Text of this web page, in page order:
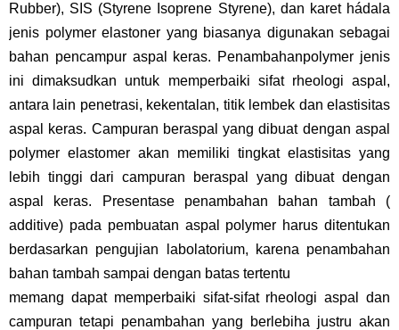
Rubber), SIS (Styrene Isoprene Styrene), dan karet hádala
jenis polymer elastoner yang biasanya digunakan sebagai
bahan pencampur aspal keras. Penambahanpolymer jenis
ini dimaksudkan untuk memperbaiki sifat rheologi aspal,
antara lain penetrasi, kekentalan, titik lembek dan elastisitas
aspal keras. Campuran beraspal yang dibuat dengan aspal
polymer elastomer akan memiliki tingkat elastisitas yang
lebih tinggi dari campuran beraspal yang dibuat dengan
aspal keras. Presentase penambahan bahan tambah (
additive) pada pembuatan aspal polymer harus ditentukan
berdasarkan pengujian labolatorium, karena penambahan
bahan tambah sampai dengan batas tertentu
memang dapat memperbaiki sifat-sifat rheologi aspal dan
campuran tetapi penambahan yang berlebiha justru akan